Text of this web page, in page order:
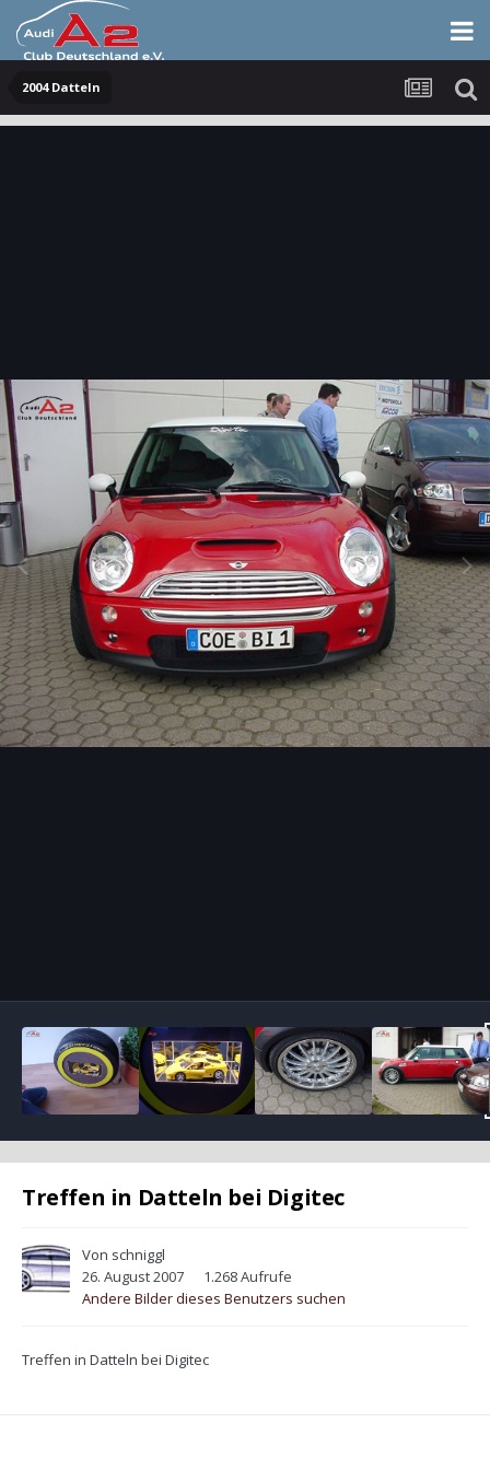
2004 Datteln
Treffen in Datteln bei Digitec
Von schniggl
26. August 2007
1.268 Aufrufe
Andere Bilder dieses Benutzers suchen
Treffen in Datteln bei Digitec